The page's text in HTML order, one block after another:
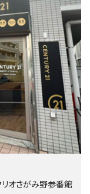
駅
歩1分
円
Ｋ
駅
円
歩4分
オさがみ野参番館